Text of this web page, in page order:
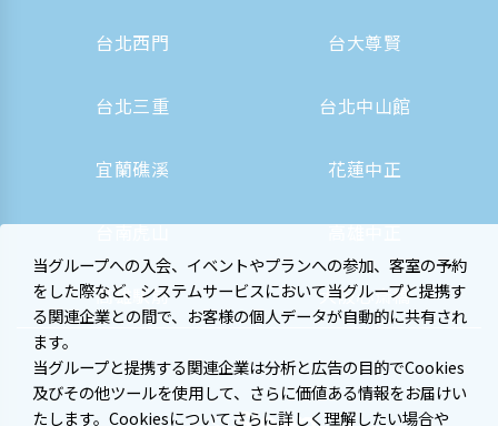
台北西門 台大尊賢
台北三重 台北中山館
宜蘭礁溪 花蓮中正
台南虎山 高雄中正
高雄駅前 大阪心斎橋
当グループへの入会、イベントやプランへの参加、客室の予約
をした際など、システムサービスにおいて当グループと提携す
る関連企業との間で、お客様の個人データが自動的に共有され
ます。
当グループと提携する関連企業は分析と広告の目的でCookies
及びその他ツールを使用して、さらに価値ある情報をお届けい
たします。Cookiesについてさらに詳しく理解したい場合や